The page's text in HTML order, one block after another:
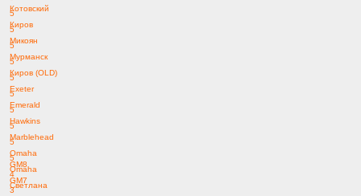
Котовский
5
Киров
5
Микоян
5
Мурманск
5
Киров (OLD)
5
Exeter
5
Emerald
5
Hawkins
5
Marblehead
5
Omaha
GM8
5
Omaha
GM7
4
Светлана
3